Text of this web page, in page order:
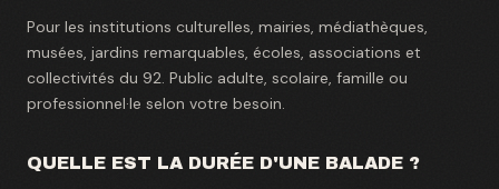
Pour les institutions culturelles, mairies, médiathèques,
musées, jardins remarquables, écoles, associations et
collectivités du 92. Public adulte, scolaire, famille ou
professionnel·le selon votre besoin.
QUELLE EST LA DURÉE D'UNE BALADE ?